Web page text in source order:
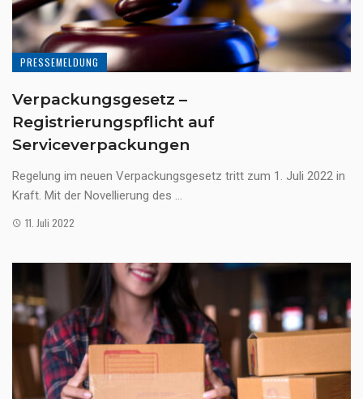
PRESSEMELDUNG
Verpackungsgesetz –
Registrierungspflicht auf
Serviceverpackungen
Regelung im neuen Verpackungsgesetz tritt zum 1. Juli 2022 in
Kraft. Mit der Novellierung des ...
11. Juli 2022